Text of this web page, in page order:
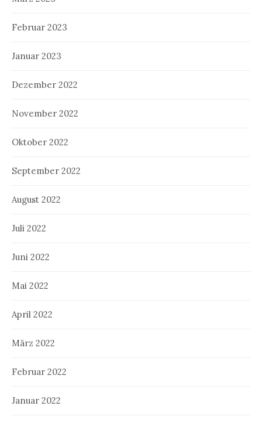
Februar 2023
Januar 2023
Dezember 2022
November 2022
Oktober 2022
September 2022
August 2022
Juli 2022
Juni 2022
Mai 2022
April 2022
März 2022
Februar 2022
Januar 2022